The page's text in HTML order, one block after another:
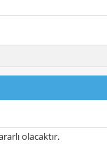
olacaktır.